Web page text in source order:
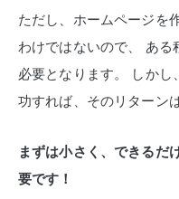
ただし、ホームページを
わけではないので、
ある
必要となります。
しかし
功すれば、そのリターン
まずは小さく、できるだ
要です！